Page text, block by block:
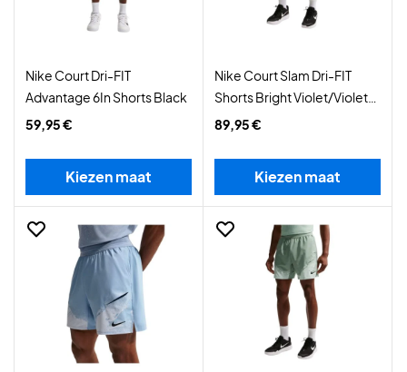
Nike Court Dri-FIT
Advantage 6In Shorts Black
59,95 €
Kiezen maat
Nike Court Slam Dri-FIT
Shorts Bright Violet/Violet
Mist
89,95 €
Kiezen maat